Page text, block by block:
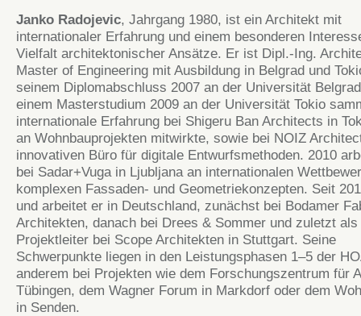
Janko Radojevic, Jahrgang 1980, ist ein Architekt mit
internationaler Erfahrung und einem besonderen
Vielfalt architektonischer Ansätze. Er ist Dipl.-Ing.
Master of Engineering mit Ausbildung in Belgrad und
seinem Diplomabschluss 2007 an der Universität
einem Masterstudium 2009 an der Universität Tokio
internationale Erfahrung bei Shigeru Ban Architects in
an Wohnbauprojekten mitwirkte, sowie bei NOIZ
innovativen Büro für digitale Entwurfsmethoden. 2010
bei Sadar+Vuga in Ljubljana an internationalen
komplexen Fassaden- und Geometriekonzepten. Seit
und arbeitet er in Deutschland, zunächst bei Bodamer
Architekten, danach bei Drees & Sommer und zuletzt als
Projektleiter bei Scope Architekten in Stuttgart. Seine
Schwerpunkte liegen in den Leistungsphasen 1–5 der
anderem bei Projekten wie dem Forschungszentrum für
Tübingen, dem Wagner Forum in Markdorf oder dem
in Senden.